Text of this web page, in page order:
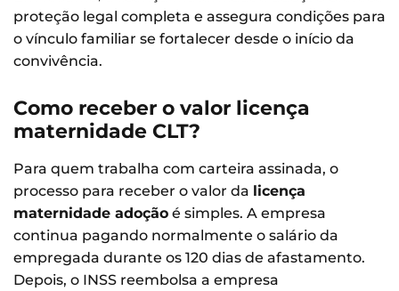
proteção legal completa e assegura condições para
o vínculo familiar se fortalecer desde o início da
convivência.
Como receber o valor licença
maternidade CLT?
Para quem trabalha com carteira assinada, o
processo para receber o valor da licença
maternidade adoção é simples. A empresa
continua pagando normalmente o salário da
empregada durante os 120 dias de afastamento.
Depois, o INSS reembolsa a empresa